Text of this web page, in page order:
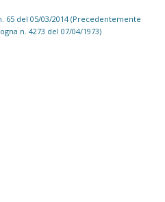
65 del 05/03/2014 (Precedentemente
n. 4273 del 07/04/1973)